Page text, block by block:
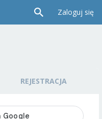
Zaloguj się
REJESTRACJA